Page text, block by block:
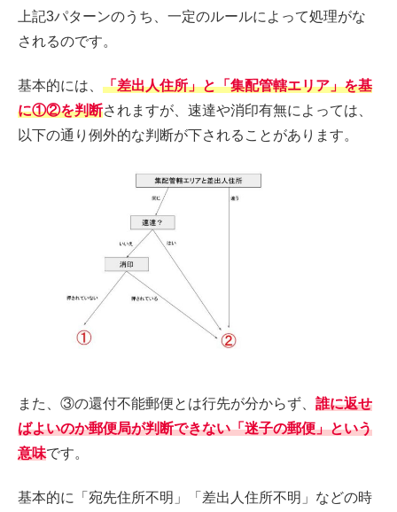
上記3パターンのうち、一定のルールによって処理がな
されるのです。
基本的には、 「差出人住所」と「集配管轄エリア」を基
に①②を判断されますが、速達や消印有無によっては、
以下の通り例外的な判断が下されることがあります。
また、③の還付不能郵便とは行先が分からず、 誰に返せ
ばよいのか郵便局が判断できない「迷子の郵便」という
意味です。
基本的に「宛先住所不明」「差出人住所不明」などの時